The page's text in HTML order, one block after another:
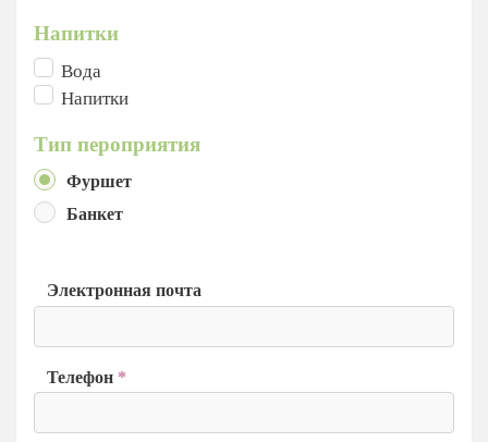
Напитки
Вода
Напитки
Тип пероприятия
Фуршет
Банкет
Электронная почта
Телефон *